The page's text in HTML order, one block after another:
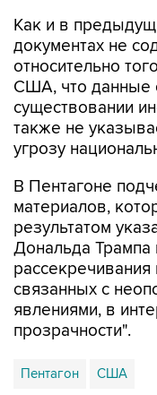
Как и в
документах не
относительно
США, что данные
существовании
также не
угрозу
В Пентагоне
материалов,
результатом
Дональда Трампа
связанных с
явлениями, в
прозрачности".
Пентагон США